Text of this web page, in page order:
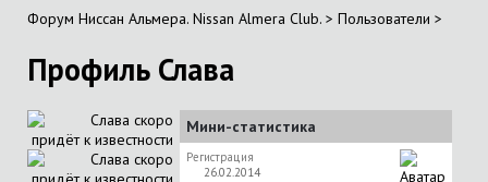
Форум Ниссан Альмера. Nissan Almera Club. > Пользователи >
Профиль Слава
Мини-статистика
Регистрация
26.02.2014